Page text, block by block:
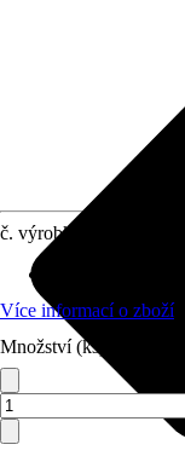
č. výrobku
Více informací o zboží
Množství (ks)